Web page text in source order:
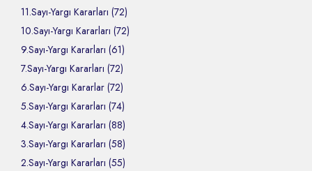
11.Sayı-Yargı Kararları (72)
10.Sayı-Yargı Kararları (72)
9.Sayı-Yargı Kararları (61)
7.Sayı-Yargı Kararları (72)
6.Sayı-Yargı Kararlar (72)
5.Sayı-Yargı Kararları (74)
4.Sayı-Yargı Kararları (88)
3.Sayı-Yargı Kararları (58)
2.Sayı-Yargı Kararları (55)